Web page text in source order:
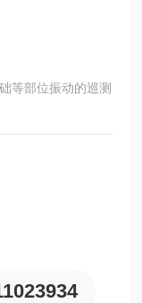
等部位振动的巡测